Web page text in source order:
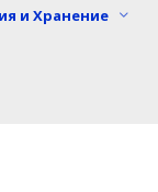
и Хранение